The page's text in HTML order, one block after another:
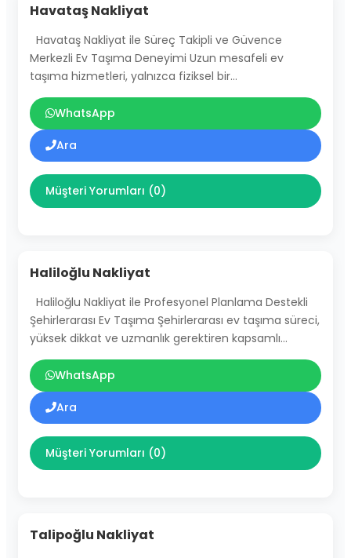
Havataş Nakliyat
Havataş Nakliyat ile Süreç Takipli ve Güvence
Merkezli Ev Taşıma Deneyimi Uzun mesafeli ev
taşıma hizmetleri, yalnızca fiziksel bir…
WhatsApp
Ara
Müşteri Yorumları (0)
Haliloğlu Nakliyat
Haliloğlu Nakliyat ile Profesyonel Planlama Destekli
Şehirlerarası Ev Taşıma Şehirlerarası ev taşıma süreci,
yüksek dikkat ve uzmanlık gerektiren kapsamlı…
WhatsApp
Ara
Müşteri Yorumları (0)
Talipoğlu Nakliyat